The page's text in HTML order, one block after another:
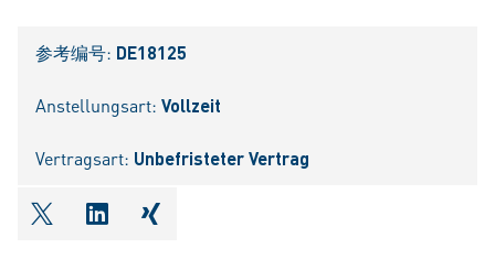
参考编号: DE18125
Anstellungsart: Vollzeit
Vertragsart: Unbefristeter Vertrag
shareOntwitter
shareOnlinkedIn
shareOnxing